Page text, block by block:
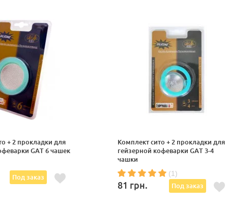
+ 2 прокладки для
GAT 6 чашек
Под заказ
Комплект сито + 2 прокладки для
гейзерной кофеварки GAT 3-4
чашки
(1)
81 грн. Под заказ